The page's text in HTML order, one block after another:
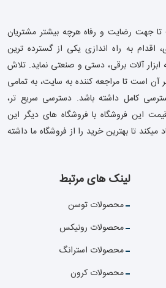
تا جهت رضایت و رفاه هرچه بیشتر مشتریان
اقدام به راه اندازی یکی از گسترده ترین
ابزار آلات برقی، دستی و صنعتی نماید. تلاش
آن است تا مراجعه کننده به سایت، به تمامی
کامل داشته باشد. دسترسی سریع تر،
این فروشگاه با فروشگاه های دیگر این
میکند تا بهترین خرید را از فروشگاه ما داشته
لینک های مرتبط
محصولات توسن
محصولات رونیکس
محصولات استرانگ
محصولات کرون